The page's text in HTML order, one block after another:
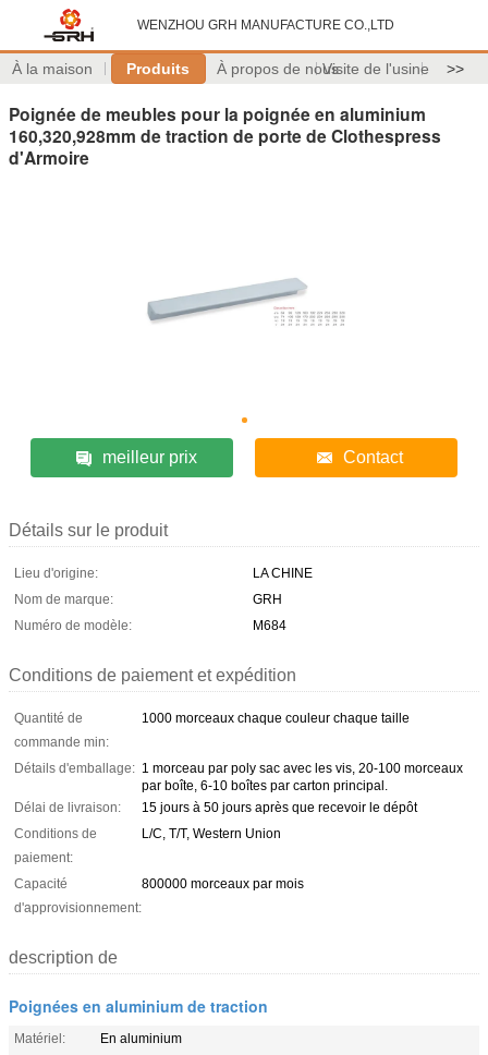
WENZHOU GRH MANUFACTURE CO.,LTD
À la maison Produits À propos de nousVisite de l'usine >>
Poignée de meubles pour la poignée en aluminium
160,320,928mm de traction de porte de Clothespress
d'Armoire
meilleur prix Contact
Détails sur le produit
Lieu d'origine:
LA CHINE
Nom de marque:
GRH
Numéro de modèle:
M684
Conditions de paiement et expédition
Quantité de
commande min:
1000 morceaux chaque couleur chaque taille
Détails d'emballage: 1 morceau par poly sac avec les vis, 20-100 morceaux
par boîte, 6-10 boîtes par carton principal.
Délai de livraison:
15 jours à 50 jours après que recevoir le dépôt
Conditions de
paiement:
L/C, T/T, Western Union
Capacité
d'approvisionnement:
800000 morceaux par mois
description de
Poignées en aluminium de traction
Matériel:
En aluminium